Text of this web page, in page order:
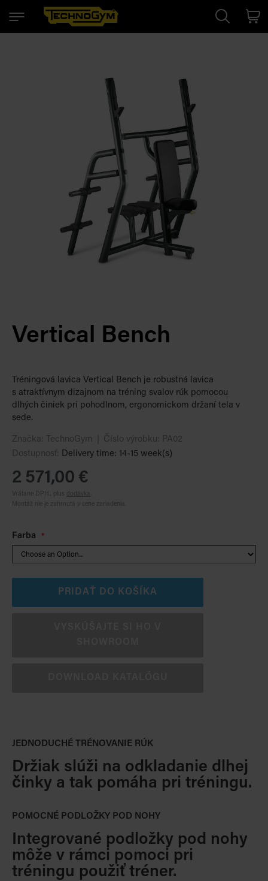
Cart
Vertical Bench
Tréningová lavica Vertical Bench je robustná lavica
s atraktívnym dizajnom na tréning svalov rúk pomocou
dlhých činiek pri pohodlnom, ergonomickom držaní tela v
sede.
Značka: TechnoGym Číslo výrobku:
PA02
Dostupnosť: Delivery time: 14-15 week(s)
2 571,00 €
Vrátane DPH., plus dodávka
Montáž nie je zahrnutá v cene zariadenia.
Farba
PRIDAŤ DO KOŠÍKA
JEDNODUCHÉ TRÉNOVANIE RÚK
Držiak slúži na odkladanie dlhej
činky a tak pomáha pri tréningu.
POMOCNÉ PODLOŽKY POD NOHY
Integrované podložky pod nohy
môže v rámci pomoci pri
tréningu použiť tréner.